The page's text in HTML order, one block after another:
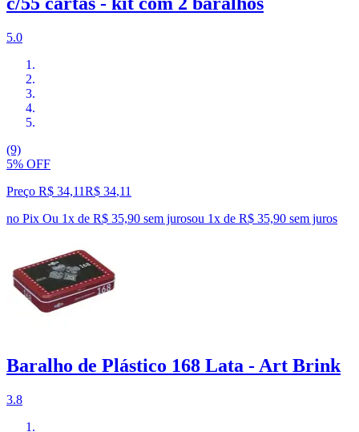
5.0
(9)
5% OFF
Preço R$ 34,11R$ 34,11
no Pix Ou 1x de R$ 35,90 sem jurosou 1x de R$ 35,90 sem juros
Baralho de Plástico 168 Lata - Art Brink
3.8